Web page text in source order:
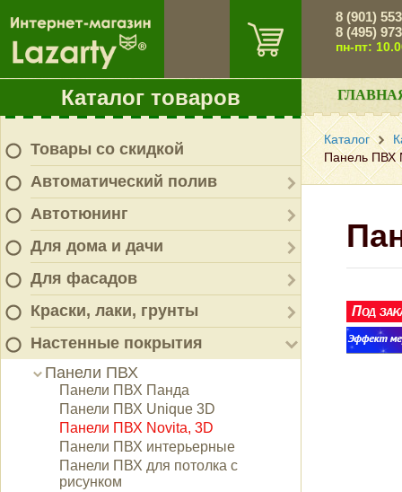
Каталог товаров
Товары со скидкой
Автоматический полив
Автотюнинг
Для дома и дачи
Для фасадов
Краски, лаки, грунты
Настенные покрытия
Панели ПВХ
Панели ПВХ Панда
Панели ПВХ Unique 3D
Панели ПВХ Novita, 3D
Панели ПВХ интерьерные
Панели ПВХ для потолка с
рисунком
8 (901)
8 (495)
пн-пт:
Каталог
Панель ПВХ